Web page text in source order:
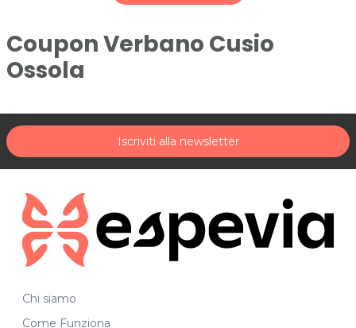
Coupon Verbano Cusio
Ossola
Iscriviti alla newsletter
Chi siamo
Come Funziona